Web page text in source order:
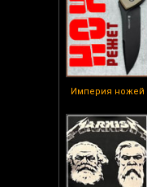
Империя ножей